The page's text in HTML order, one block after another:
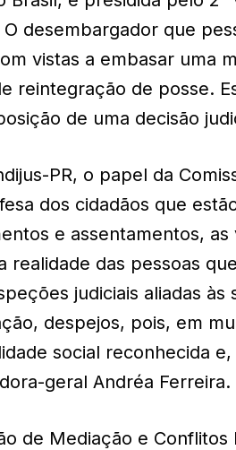
O desembargador que
vistas a embasar uma
reintegração de posse.
de uma decisão
PR, o papel da
dos cidadãos que
e assentamentos,
realidade das pessoas
judiciais aliadas
despejos, pois, em
social reconhecida
geral Andréa Ferreira.
de Mediação e